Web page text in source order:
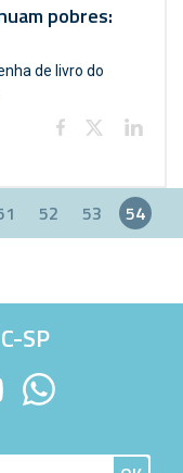
pobres:
de livro do
52 53 54
SP